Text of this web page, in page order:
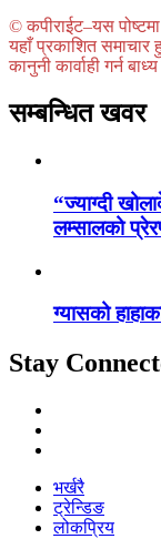
© कपीराईट–यस
यहाँ प्रकाशित समाचार
कानुनी कार्वाही गर्न
सम्बन्धित खवर
“ज्याग्दी
लम्सालको
ग्यासको
Stay
भर्खरै
ट्रेन्डिङ
लोकप्रिय